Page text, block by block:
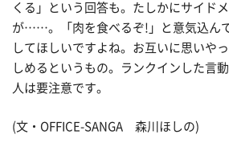
くる」という回答も。たしかにサイド
が……。「肉を食べるぞ!」と意気込ん
してほしいですよね。お互いに思いや
しめるというもの。ランクインした言
人は要注意です。
(文・OFFICE-SANGA 森川ほしの)